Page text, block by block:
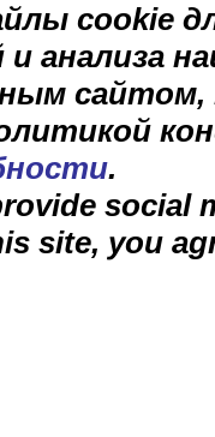
cookie
анализа
.
social
site, you